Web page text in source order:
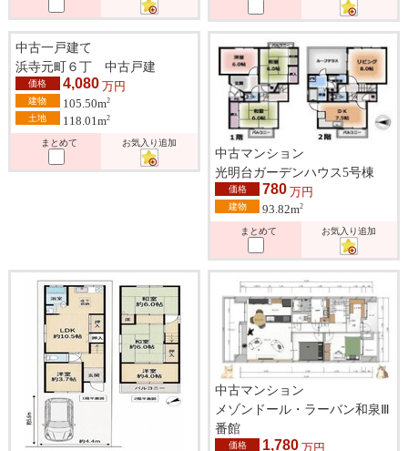
中古一戸建て
浜寺元町６丁 中古戸建
価格 4,080 万円
建物 105.50m2
土地 118.01m2
まとめて お気入り追加
中古マンション
光明台ガーデンハウス5号棟
価格 780 万円
建物 93.82m2
まとめて お気入り追加
中古マンション
メゾンドール・ラーバン和泉Ⅲ
番館
価格 1,780 万円